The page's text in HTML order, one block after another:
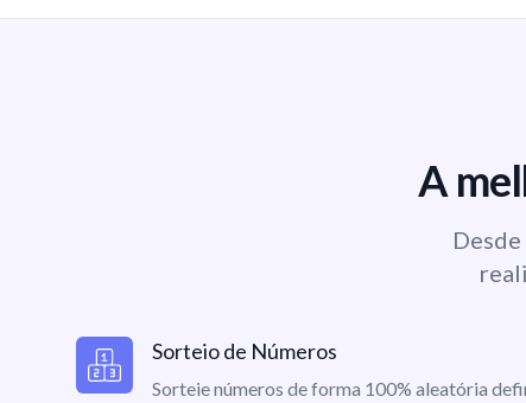
A
Sorteio de Números
Sorteie números de forma 100% aleatória